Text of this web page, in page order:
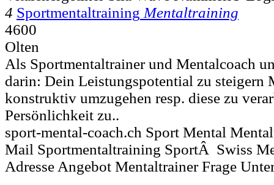
4 Sportmentaltraining Mentaltraining
4600
Olten
Als Sportmentaltrainer und Mentalcoach
darin: Dein Leistungspotential zu steigern
konstruktiv umzugehen resp. diese zu
Persönlichkeit zu..
sport-mental-coach.ch Sport Mental
Mail Sportmentaltraining SportÂ Swiss
Adresse Angebot Mentaltrainer Frage